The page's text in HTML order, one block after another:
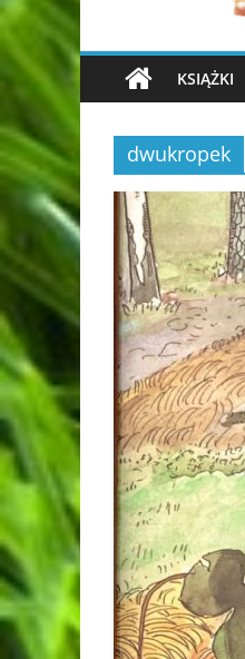
KSIĄŻKI
dwukropek